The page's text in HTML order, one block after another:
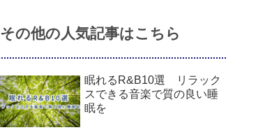
その他の人気記事はこちら
眠れるR&B10選 リラック
スできる音楽で質の良い睡
眠を